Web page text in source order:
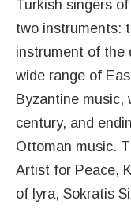
Turkish singers
two instruments:
instrument of the
wide range of
Byzantine music,
century, and
Ottoman music.
Artist for Peace,
of lyra, Sokratis